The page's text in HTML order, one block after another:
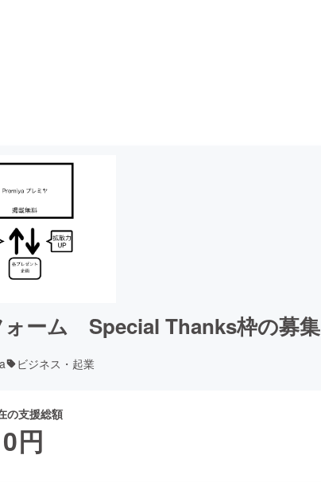
ォーム Special Thanks枠の募集
ビジネス・起業
の支援総額
0円